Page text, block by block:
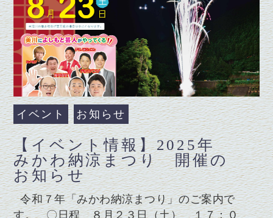
イベント お知らせ
【イベント情報】2025年
みかわ納涼まつり 開催の
お知らせ
令和７年「みかわ納涼まつり」のご案内で
す。 〇日程 ８月２３日（土） １７：０